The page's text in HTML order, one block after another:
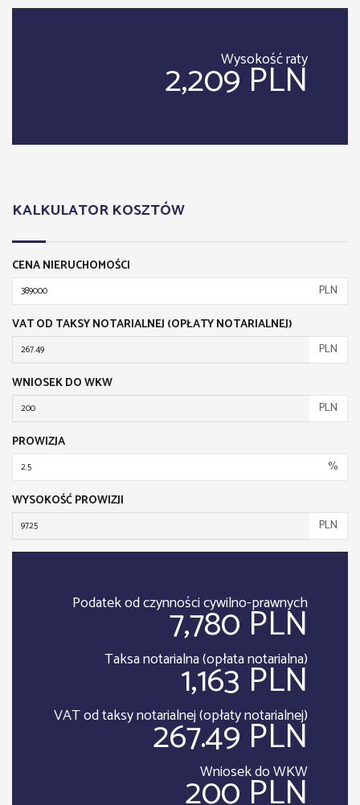
Wysokość raty
2,209 PLN
KALKULATOR KOSZTÓW
CENA NIERUCHOMOŚCI
PLN
VAT OD TAKSY NOTARIALNEJ (OPŁATY NOTARIALNEJ)
PLN
WNIOSEK DO WKW
PLN
PROWIZJA
%
WYSOKOŚĆ PROWIZJI
PLN
Podatek od czynności cywilno-prawnych
7,780 PLN
Taksa notarialna (opłata notarialna)
1,163 PLN
VAT od taksy notarialnej (opłaty notarialnej)
267.49 PLN
Wniosek do WKW
200 PLN